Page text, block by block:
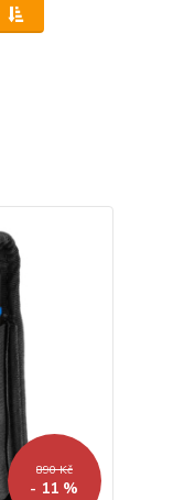
890 Kč
- 11 %